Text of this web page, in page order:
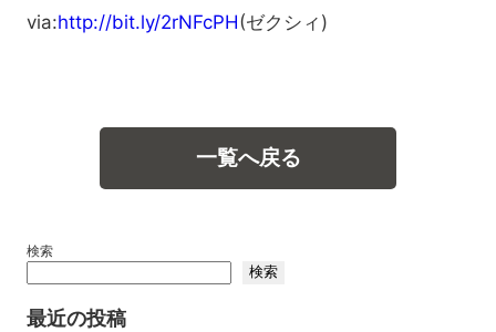
via:http://bit.ly/2rNFcPH(ゼクシィ)
一覧へ戻る
検索
検索
最近の投稿